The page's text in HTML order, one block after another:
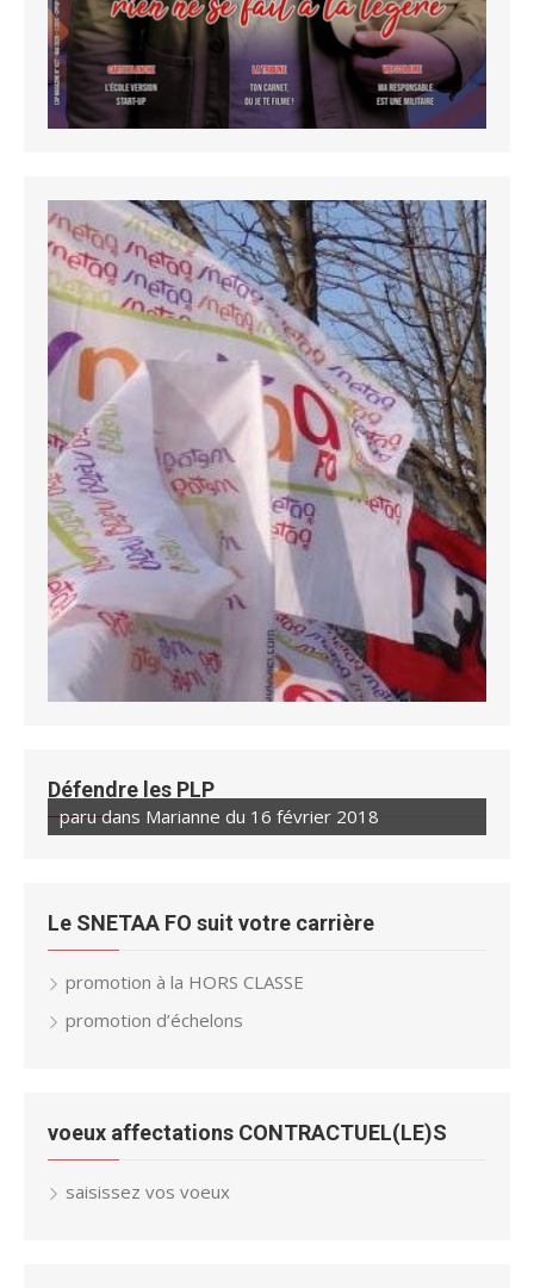
Défendre les PLP
paru dans Marianne du 16 février 2018
Le SNETAA FO suit votre carrière
promotion à la HORS CLASSE
promotion d’échelons
voeux affectations CONTRACTUEL(LE)S
saisissez vos voeux